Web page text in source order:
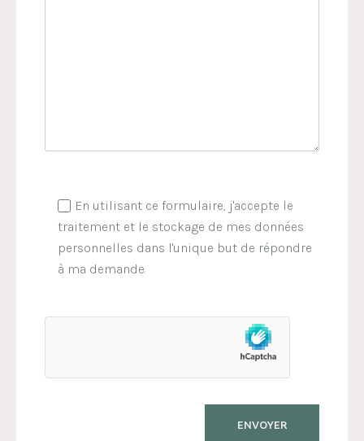
En utilisant ce formulaire, j'accepte le
traitement et le stockage de mes données
personnelles dans l'unique but de répondre
à ma demande.